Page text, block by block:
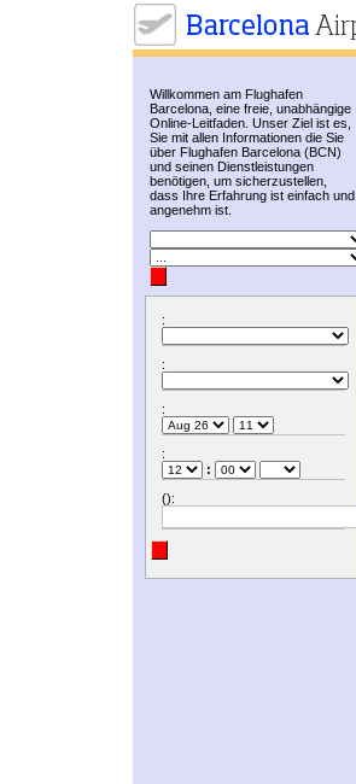
Willkommen am Flughafen
Barcelona, eine freie, unabhängige
Online-Leitfaden. Unser Ziel ist es,
Sie mit allen Informationen die Sie
über Flughafen Barcelona (BCN)
und seinen Dienstleistungen
benötigen, um sicherzustellen,
dass Ihre Erfahrung ist einfach und
angenehm ist.
:
:
:
:
:
():